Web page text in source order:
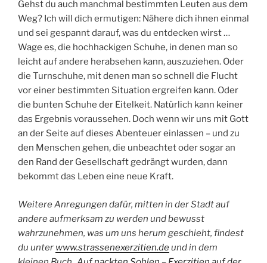
Gehst du auch manchmal bestimmten Leuten aus dem
Weg? Ich will dich ermutigen: Nähere dich ihnen einmal
und sei gespannt darauf, was du entdecken wirst …
Wage es, die hochhackigen Schuhe, in denen man so
leicht auf andere herabsehen kann, auszuziehen. Oder
die Turnschuhe, mit denen man so schnell die Flucht
vor einer bestimmten Situation ergreifen kann. Oder
die bunten Schuhe der Eitelkeit. Natürlich kann keiner
das Ergebnis voraussehen. Doch wenn wir uns mit Gott
an der Seite auf dieses Abenteuer einlassen – und zu
den Menschen gehen, die unbeachtet oder sogar an
den Rand der Gesellschaft gedrängt wurden, dann
bekommt das Leben eine neue Kraft.
Weitere Anregungen dafür, mitten in der Stadt auf
andere aufmerksam zu werden und bewusst
wahrzunehmen, was um uns herum geschieht, findest
du unter www.strassenexerzitien.deund in dem